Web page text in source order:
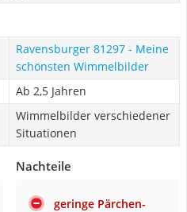
Ravensburger 81297 - Meine
schönsten Wimmelbilder
Ab 2,5 Jahren
Wimmelbilder verschiedener
Situationen
Nachteile
geringe Pärchen-